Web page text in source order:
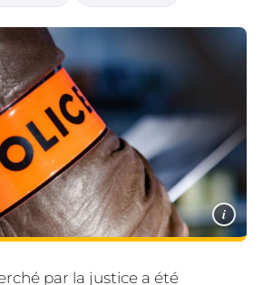
i
par la justice a été